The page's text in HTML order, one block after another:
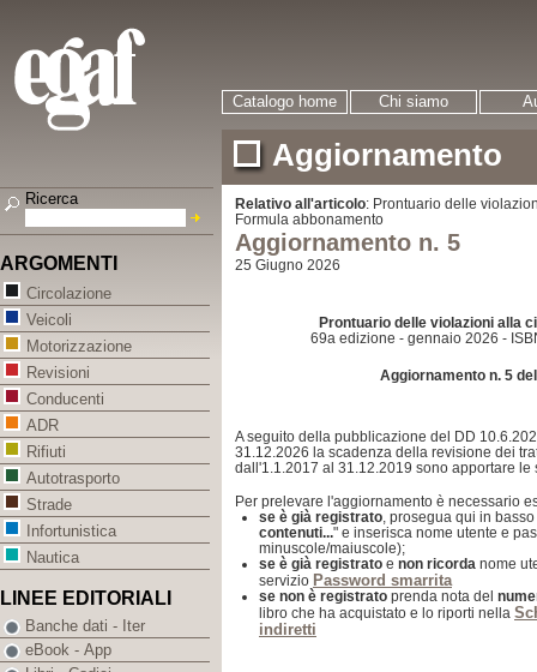
Catalogo home Chi siamo
Aggiornamento
Relativo all'articolo: Prontuario delle
Formula abbonamento
Aggiornamento n. 5
25 Giugno 2026
Prontuario delle violazioni alla
69a edizione - gennaio 2026 -
Aggiornamento n. 5
A seguito della pubblicazione del DD
31.12.2026 la scadenza della revisione dei
dall'1.1.2017 al 31.12.2019 sono apportare le
Per prelevare l'aggiornamento è necessario
se è già registrato, prosegua qui in
contenuti..." e inserisca nome utente e
minuscole/maiuscole);
se è già registrato e non ricorda nome
servizio Password smarrita
se non è registrato prenda nota del
libro che ha acquistato e lo riporti nella
indiretti
Ricerca
ARGOMENTI
Circolazione
Veicoli
Motorizzazione
Revisioni
Conducenti
ADR
Rifiuti
Autotrasporto
Strade
Infortunistica
Nautica
LINEE EDITORIALI
Banche dati - Iter
eBook - App